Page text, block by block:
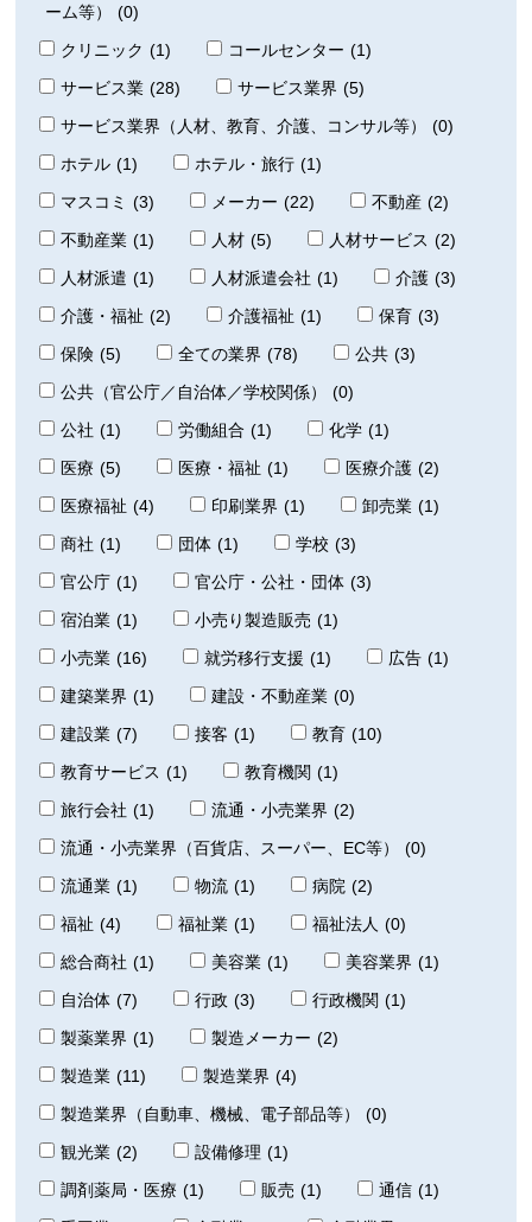
ーム等）
(0)
クリニック (1) コールセンター (1)
サービス業 (28) サービス業界 (5)
サービス業界（人材、教育、介護、コンサル等）
(0)
ホテル (1) ホテル・旅行 (1)
マスコミ (3) メーカー (22) 不動産 (2)
不動産業 (1) 人材 (5) 人材サービス (2)
人材派遣 (1) 人材派遣会社 (1) 介護 (3)
介護・福祉 (2) 介護福祉 (1) 保育 (3)
保険 (5) 全ての業界 (78) 公共 (3)
公共（官公庁／自治体／学校関係）
(0)
公社 (1) 労働組合 (1) 化学 (1)
医療 (5) 医療・福祉 (1) 医療介護 (2)
医療福祉 (4) 印刷業界 (1) 卸売業 (1)
商社 (1) 団体 (1) 学校 (3)
官公庁 (1) 官公庁・公社・団体 (3)
宿泊業 (1) 小売り製造販売 (1)
小売業 (16) 就労移行支援 (1) 広告 (1)
建築業界 (1) 建設・不動産業 (0)
建設業 (7) 接客 (1) 教育 (10)
教育サービス (1) 教育機関 (1)
旅行会社 (1) 流通・小売業界 (2)
流通・小売業界（百貨店、スーパー、EC等）
(0)
流通業 (1) 物流 (1) 病院 (2)
福祉 (4) 福祉業 (1) 福祉法人 (0)
総合商社 (1) 美容業 (1) 美容業界 (1)
自治体 (7) 行政 (3) 行政機関 (1)
製薬業界 (1) 製造メーカー (2)
製造業 (11) 製造業界 (4)
製造業界（自動車、機械、電子部品等）
(0)
観光業 (2) 設備修理 (1)
調剤薬局・医療 (1) 販売 (1) 通信 (1)